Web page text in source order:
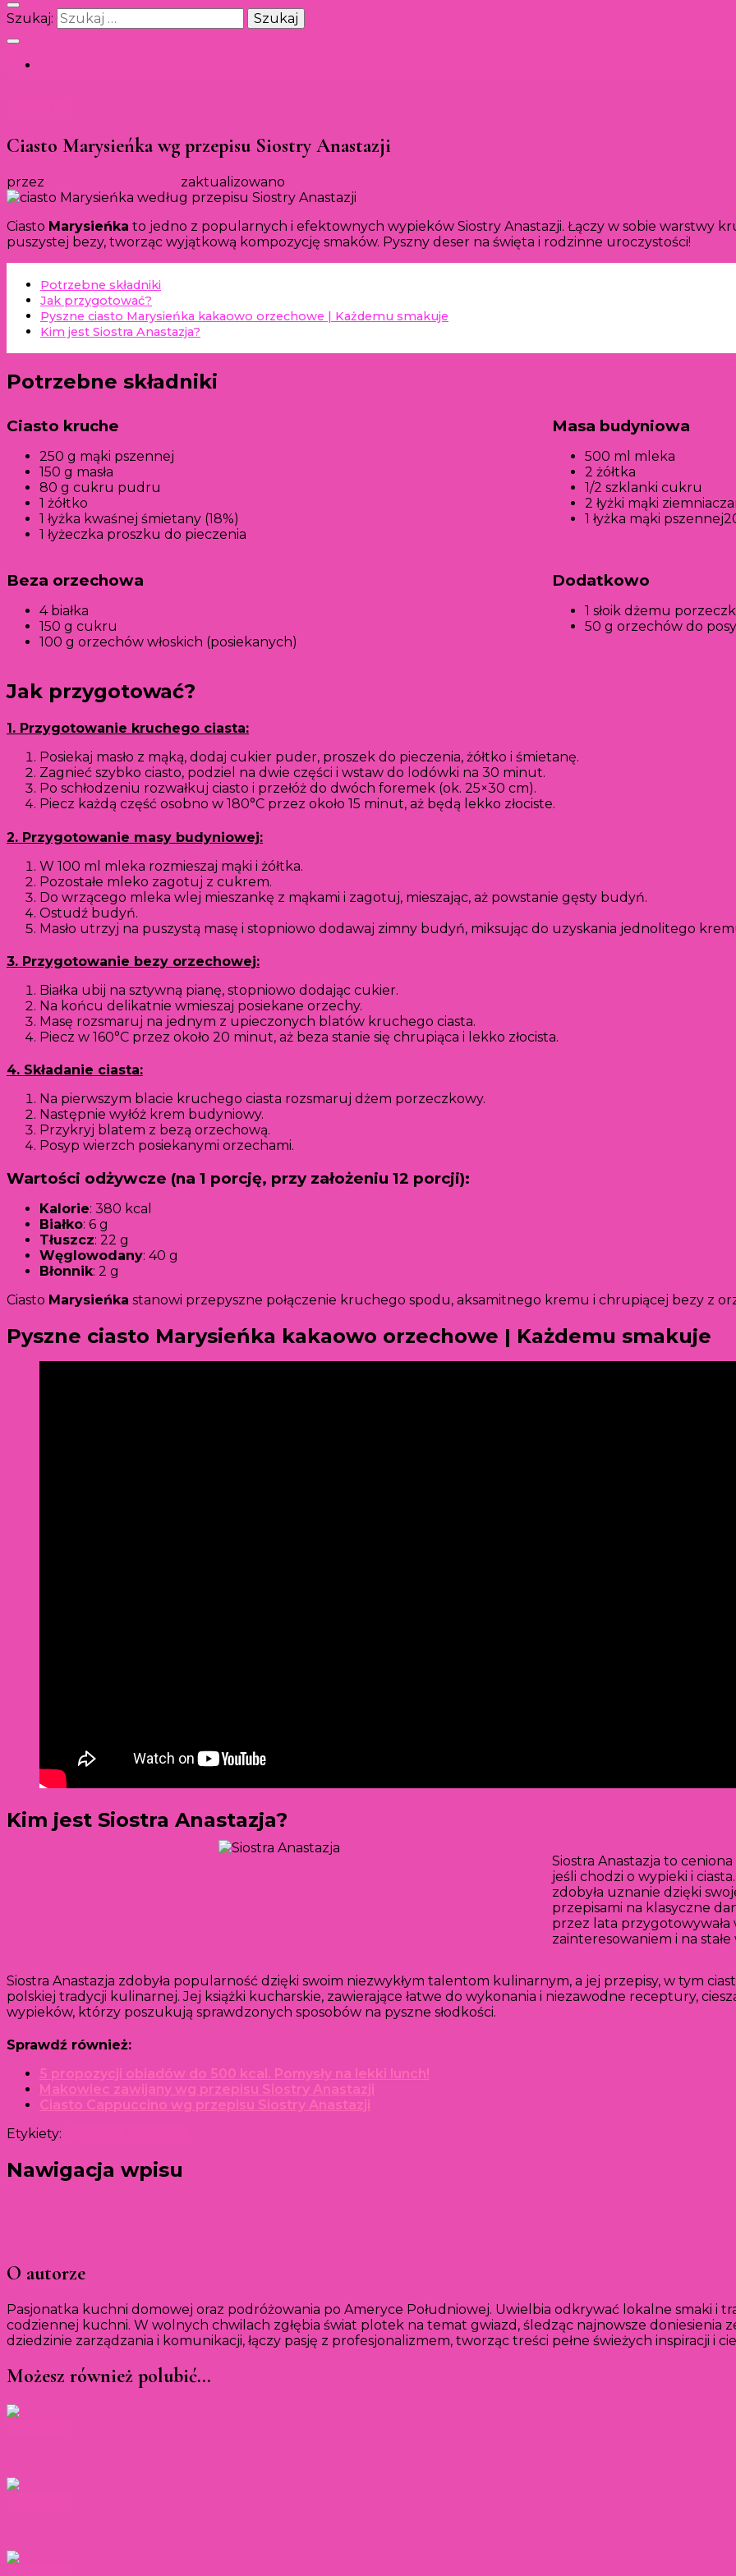
Szukaj:
Ciasto Marysieńka wg przepisu Siostry Anastazji
przez zaktualizowano
Ciasto Marysieńka to jedno z popularnych i efektownych wypieków Siostry Anastazji. Łączy w sobie warstwy
puszystej bezy, tworząc wyjątkową kompozycję smaków. Pyszny deser na święta i rodzinne uroczystości!
Potrzebne składniki
Jak przygotować?
Pyszne ciasto Marysieńka kakaowo orzechowe | Każdemu smakuje
Kim jest Siostra Anastazja?
Potrzebne składniki
Ciasto kruche
250 g mąki pszennej
150 g masła
80 g cukru pudru
1 żółtko
1 łyżka kwaśnej śmietany (18%)
1 łyżeczka proszku do pieczenia
Masa budyniowa
500 ml mleka
2 żółtka
1/2 szklanki cukru
2 łyżki mąki
1 łyżka mąki
Beza orzechowa
4 białka
150 g cukru
100 g orzechów włoskich (posiekanych)
Dodatkowo
1 słoik dżemu
50 g orzechów do
Jak przygotować?
1. Przygotowanie kruchego ciasta:
Posiekaj masło z mąką, dodaj cukier puder, proszek do pieczenia, żółtko i śmietanę.
Zagnieć szybko ciasto, podziel na dwie części i wstaw do lodówki na 30 minut.
Po schłodzeniu rozwałkuj ciasto i przełóż do dwóch foremek (ok. 25×30 cm).
Piecz każdą część osobno w 180°C przez około 15 minut, aż będą lekko złociste.
2. Przygotowanie masy budyniowej:
W 100 ml mleka rozmieszaj mąki i żółtka.
Pozostałe mleko zagotuj z cukrem.
Do wrzącego mleka wlej mieszankę z mąkami i zagotuj, mieszając, aż powstanie gęsty budyń.
Ostudź budyń.
Masło utrzyj na puszystą masę i stopniowo dodawaj zimny budyń, miksując do uzyskania jednolitego
3. Przygotowanie bezy orzechowej:
Białka ubij na sztywną pianę, stopniowo dodając cukier.
Na końcu delikatnie wmieszaj posiekane orzechy.
Masę rozsmaruj na jednym z upieczonych blatów kruchego ciasta.
Piecz w 160°C przez około 20 minut, aż beza stanie się chrupiąca i lekko złocista.
4. Składanie ciasta:
Na pierwszym blacie kruchego ciasta rozsmaruj dżem porzeczkowy.
Następnie wyłóż krem budyniowy.
Przykryj blatem z bezą orzechową.
Posyp wierzch posiekanymi orzechami.
Wartości odżywcze (na 1 porcję, przy założeniu 12 porcji):
Kalorie: 380 kcal
Białko: 6 g
Tłuszcz: 22 g
Węglowodany: 40 g
Błonnik: 2 g
Ciasto Marysieńka stanowi przepyszne połączenie kruchego spodu, aksamitnego kremu i chrupiącej bezy z
Pyszne ciasto Marysieńka kakaowo orzechowe | Każdemu smakuje
Kim jest Siostra Anastazja?
Siostra Anastazja to
jeśli chodzi o wypieki i
zdobyła uznanie dzięki
przepisami na klasyczne
przez lata
zainteresowaniem i na
Siostra Anastazja zdobyła popularność dzięki swoim niezwykłym talentom kulinarnym, a jej przepisy, w tym
polskiej tradycji kulinarnej. Jej książki kucharskie, zawierające łatwe do wykonania i niezawodne receptury,
wypieków, którzy poszukują sprawdzonych sposobów na pyszne słodkości.
Sprawdź również:
5 propozycji obiadów do 500 kcal. Pomysły na lekki lunch!
Makowiec zawijany wg przepisu Siostry Anastazji
Ciasto Cappuccino wg przepisu Siostry Anastazji
Etykiety:
Nawigacja wpisu
O autorze
Pasjonatka kuchni domowej oraz podróżowania po Ameryce Południowej. Uwielbia odkrywać lokalne smaki i
codziennej kuchni. W wolnych chwilach zgłębia świat plotek na temat gwiazd, śledząc najnowsze doniesienia
dziedzinie zarządzania i komunikacji, łączy pasję z profesjonalizmem, tworząc treści pełne świeżych inspiracji i
Możesz również polubić…